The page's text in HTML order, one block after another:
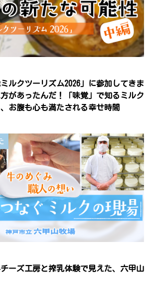
ルクツーリズム2026」に参加してきま
があったんだ！「味覚」で知るミルク
お腹も心も満たされる幸せ時間
ーズ工房と搾乳体験で見えた、六甲山